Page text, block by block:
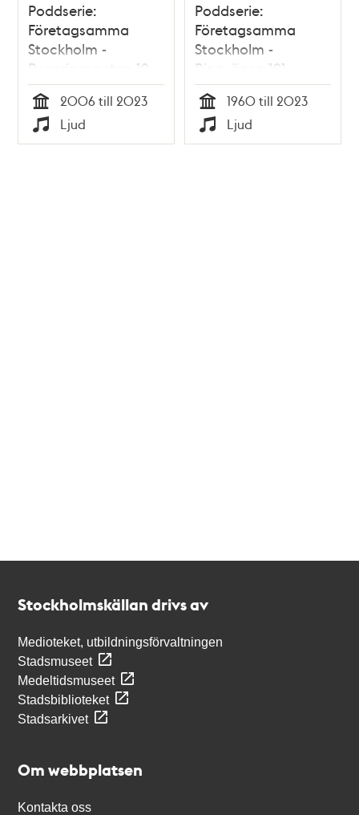
Poddserie:
Företagsamma
Stockholm -
Regeringsgatan 19,
Spotify
Tid
2006 till 2023
Typ
Ljud
Poddserie:
Företagsamma
Stockholm -
Ringvägen 121,
Varuautomat
Tid
1960 till 2023
Typ
Ljud
Stockholmskällan drivs av
Medioteket, utbildningsförvaltningen
Stadsmuseet
Medeltidsmuseet
Stadsbiblioteket
Stadsarkivet
Om webbplatsen
Kontakta oss